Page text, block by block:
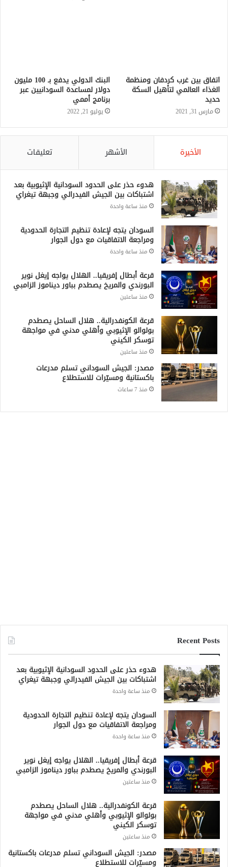
اتفاق بين غرب كردفان ومنظمة
الغذاء العالمي لتأهيل السكة
حديد
مارس 31, 2021
البنك الدولي يدفع بـ 100 مليون
دولار لمساعدة السودانيين عبر
برنامج أممي
يوليو 21, 2022
الأخيرة الأشهر تعليقات
هدوء حذر على الحدود السودانية الإثيوبية بعد
اشتباكات بين الجيش الفيدرالي وجبهة تيغراي
منذ ساعة واحدة
السودان يتجه لإعادة تنظيم التجارة الحدودية
ومراجعة الاتفاقيات مع دول الجوار
منذ ساعة واحدة
قرعة أبطال إفريقيا.. الهلال يواجه إيغل نوير
البورندي والمريخ يصطدم بباور ديناموز الزامبي
منذ ساعتين
قرعة الكونفدرالية.. هلال الساحل يصطدم
بولوالو الإثيوبي وأهلي مدني في مواجهة
توسكر الكيني
منذ ساعتين
مصدر: الجيش السوداني تسلم مدرعات
باكستانية ومسيّرات للاستطلاع
منذ 7 ساعات
Recent Posts
هدوء حذر على الحدود السودانية الإثيوبية بعد
اشتباكات بين الجيش الفيدرالي وجبهة تيغراي
منذ ساعة واحدة
السودان يتجه لإعادة تنظيم التجارة الحدودية
ومراجعة الاتفاقيات مع دول الجوار
منذ ساعة واحدة
قرعة أبطال إفريقيا.. الهلال يواجه إيغل نوير
البورندي والمريخ يصطدم بباور ديناموز الزامبي
منذ ساعتين
قرعة الكونفدرالية.. هلال الساحل يصطدم
بولوالو الإثيوبي وأهلي مدني في مواجهة
توسكر الكيني
منذ ساعتين
مصدر: الجيش السوداني تسلم مدرعات باكستانية
ومسيّرات للاستطلاع